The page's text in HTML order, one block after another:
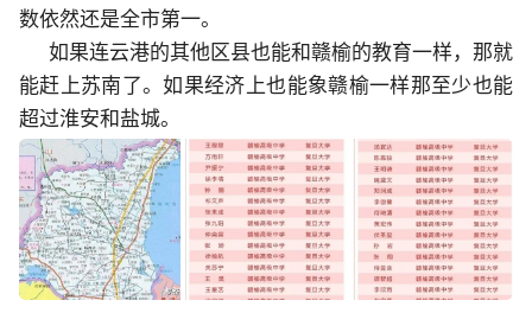
数依然还是全市第一。
能赶上苏南了。如果经济上也能象赣榆一样那至少也能
超过淮安和盐城。